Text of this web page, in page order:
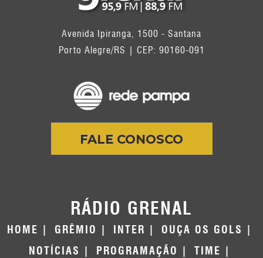
Avenida Ipiranga, 1500 - Santana
Porto Alegre/RS | CEP: 90160-091
FALE CONOSCO
RÁDIO GRENAL
HOME GRÊMIO INTER
OUÇA OS GOLS
NOTÍCIAS
PROGRAMAÇÃO
TIME